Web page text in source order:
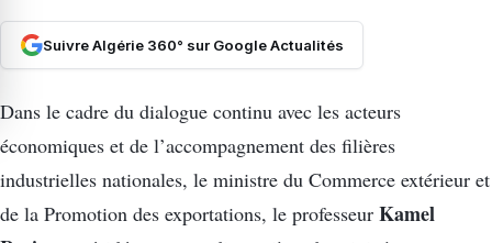
Suivre Algérie 360° sur Google Actualités
Dans le cadre du dialogue continu avec les acteurs
économiques et de l’accompagnement des filières
industrielles nationales, le ministre du Commerce extérieur et
de la Promotion des exportations, le professeur Kamel